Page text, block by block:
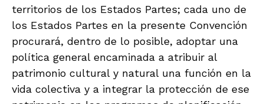
territorios de los Estados Partes; cada uno de
los Estados Partes en la presente Convención
procurará, dentro de lo posible, adoptar una
política general encaminada a atribuir al
patrimonio cultural y natural una función en la
vida colectiva y a integrar la protección de ese